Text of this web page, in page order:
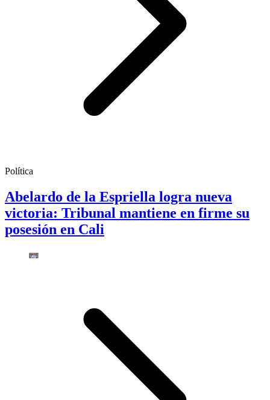
Política
Abelardo de la Espriella logra nueva
victoria: Tribunal mantiene en firme su
posesión en Cali